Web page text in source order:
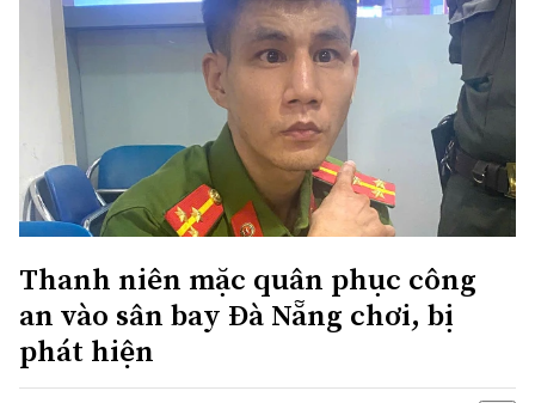
Thanh niên mặc quân phục công
an vào sân bay Đà Nẵng chơi, bị
phát hiện